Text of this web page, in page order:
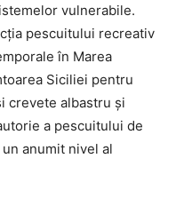
vulnerabile.
pescuitului recreativ
în Marea
Siciliei pentru
crevete albastru și
a pescuitului de
anumit nivel al